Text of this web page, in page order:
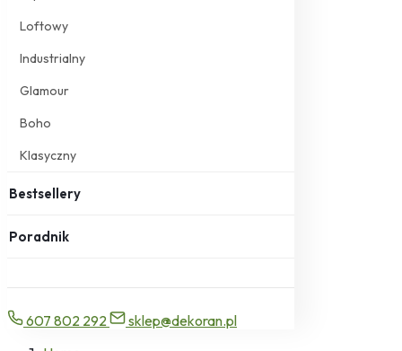
Loftowy
Industrialny
Glamour
Boho
Klasyczny
Bestsellery
Poradnik
607 802 292
sklep@dekoran.pl